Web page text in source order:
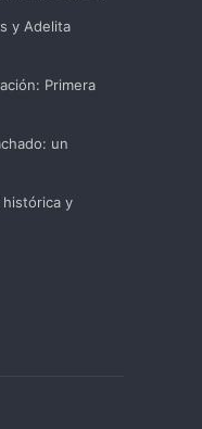
y Adelita
Primera
un
histórica y